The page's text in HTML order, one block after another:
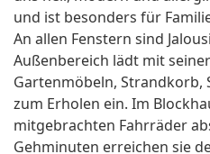
und ist besonders für
An allen Fenstern sind
Außenbereich lädt mit
Gartenmöbeln, Strandkorb,
zum Erholen ein. Im
mitgebrachten Fahrräder
Gehminuten erreichen sie